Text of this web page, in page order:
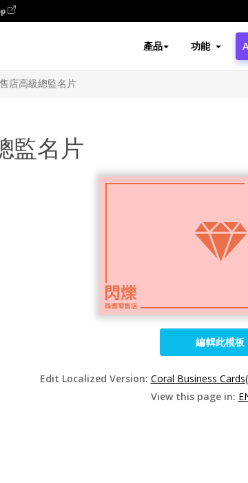
產品 功能
店高級總監名片
監名片
編輯此模板
Edit Localized Version: Coral Business
View this page in: